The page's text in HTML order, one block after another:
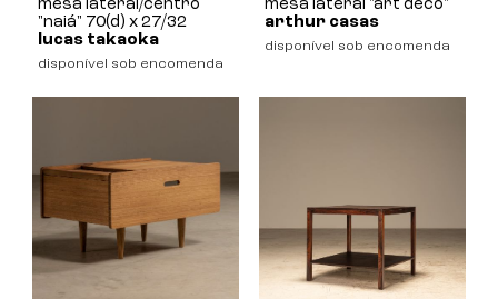
mesa lateral/centro
"naiá" 70(d) x 27/32
lucas takaoka
disponível sob encomenda
mesa lateral "art déco"
arthur casas
disponível sob encomenda